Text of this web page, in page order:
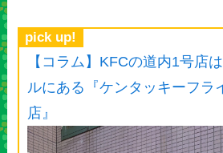
pick up!
【コラム】KFCの道内1号店
ルにある『ケンタッキーフラ
店』